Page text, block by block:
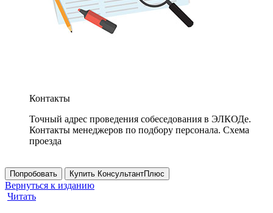
Контакты
Точный адрес проведения собеседования в ЭЛКОДе.
Контакты менеджеров по подбору персонала. Схема
проезда
Попробовать Купить КонсультантПлюс
Вернуться к изданию
Читать